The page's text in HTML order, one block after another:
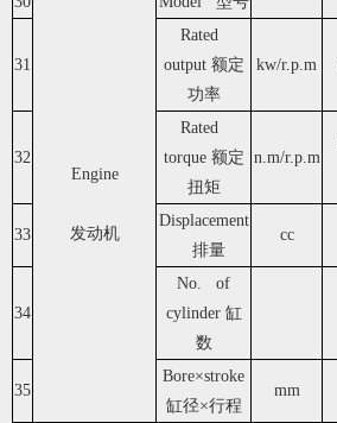
Engine
发动机
31
Rated
output 额定
功率
kw/r.p.m
32
Rated
torque 额定
扭矩
n.m/r.p.m
33
Displacement
排量
cc
34
No. of
cylinder 缸
数
35
Bore×stroke
缸径×行程
mm